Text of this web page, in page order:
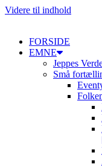
Videre til indhold
FORSIDE
EMNE
Jeppes
Små